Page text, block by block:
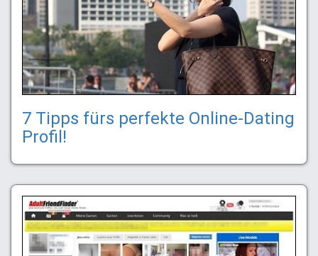
7 Tipps fürs perfekte Online-Dating
Profil!